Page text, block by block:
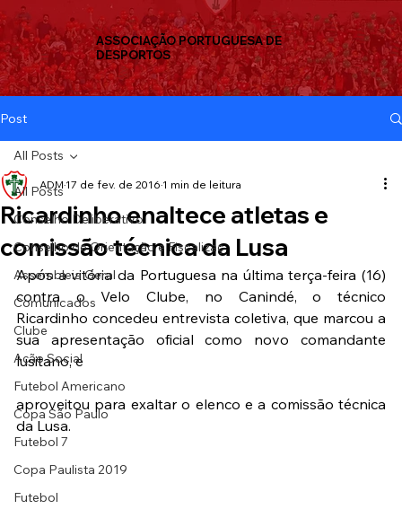
ASSOCIAÇÃO PORTUGUESA DE
DESPORTOS
Post
All Posts
Conselho Deliberativo
Conselho de Orientação e Fiscalizaç
Assembleia Geral
Comunicados
Clube
Ação Social
Futebol Americano
Copa São Paulo
Futebol 7
Copa Paulista 2019
Futebol
All Posts
Ricardinho enaltece atletas e
comissão técnica da Lusa
ADM 17 de fev. de 2016 1 min de leitura
Após a vitória da Portuguesa na última terça-feira (16)
contra o Velo Clube, no Canindé, o técnico
Ricardinho concedeu entrevista coletiva, que marcou a
sua apresentação oficial como novo comandante
lusitano, e
aproveitou para exaltar o elenco e a comissão técnica
da Lusa.